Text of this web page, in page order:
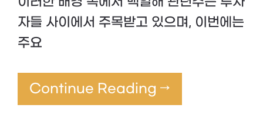
자들 사이에서 주목받고 있으며, 이번에는
주요
Continue Reading →